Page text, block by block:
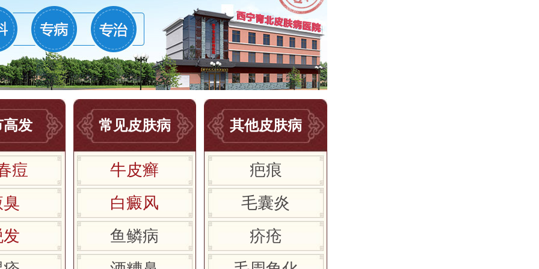
高发
痘
臭
发
常见皮肤病
牛皮癣
白癜风
鱼鳞病
其他皮肤病
疤痕
毛囊炎
疥疮